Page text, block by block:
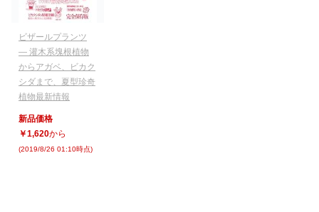
ビザールプランツ
― 灌木系塊根植物
からアガベ、ビカク
シダまで、夏型珍奇
植物最新情報
新品価格
￥1,620から
(2019/8/26 01:10時点)